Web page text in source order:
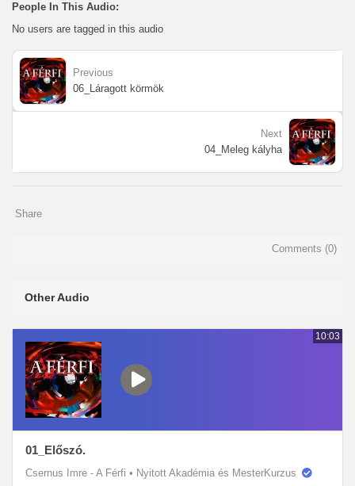
People In This Audio:
No users are tagged in this audio
Previous
06_Láragott körmök
Next
04_Meleg kályha
Share
Comments (0)
Other Audio
10:03
01_Előszó.
Csernus Imre - A Férfi • Nyitott Akadémia és MesterKurzus